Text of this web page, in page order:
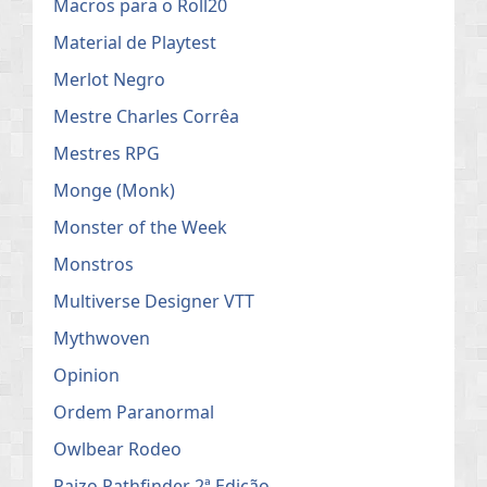
Macros para o Roll20
Material de Playtest
Merlot Negro
Mestre Charles Corrêa
Mestres RPG
Monge (Monk)
Monster of the Week
Monstros
Multiverse Designer VTT
Mythwoven
Opinion
Ordem Paranormal
Owlbear Rodeo